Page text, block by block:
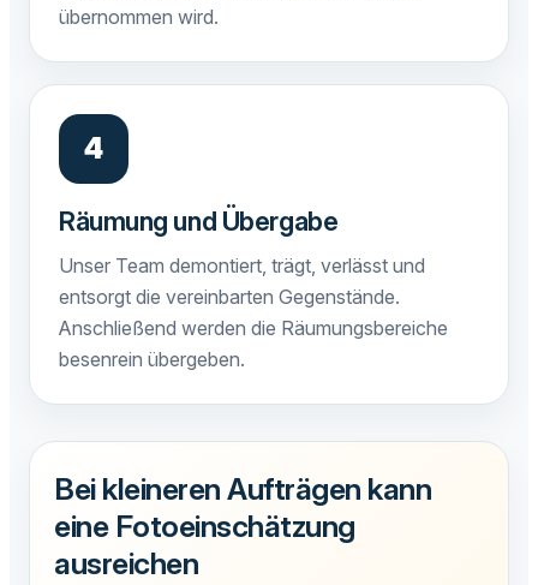
übernommen wird.
Räumung und Übergabe
Unser Team demontiert, trägt, verlässt und
entsorgt die vereinbarten Gegenstände.
Anschließend werden die Räumungsbereiche
besenrein übergeben.
Bei kleineren Aufträgen kann
eine Fotoeinschätzung
ausreichen